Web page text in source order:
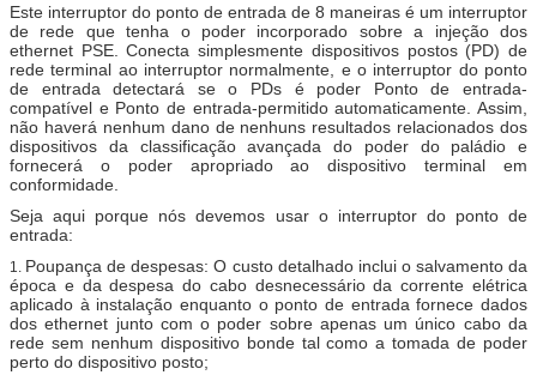
Este interruptor do ponto de entrada de 8 maneiras é um interruptor
de rede que tenha o poder incorporado sobre a injeção dos
ethernet PSE.Conecta simplesmente dispositivos postos (PD) de
rede terminal ao interruptor normalmente, e o interruptor do ponto
de entrada detectará se o PDs é poder Ponto de entrada-
compatível e Ponto de entrada-permitido automaticamente. Assim,
não haverá nenhum dano de nenhuns resultados relacionados dos
dispositivos da classificação avançada do poder do paládio e
fornecerá o poder apropriado ao dispositivo terminal em
conformidade.
Seja aqui porque nós devemos usar o interruptor do ponto de
entrada:
1. Poupança de despesas: O custo detalhado inclui o salvamento da
época e da despesa do cabo desnecessário da corrente elétrica
aplicado à instalação enquanto o ponto de entrada fornece dados
dos ethernet junto com o poder sobre apenas um único cabo da
rede sem nenhum dispositivo bonde tal como a tomada de poder
perto do dispositivo posto;